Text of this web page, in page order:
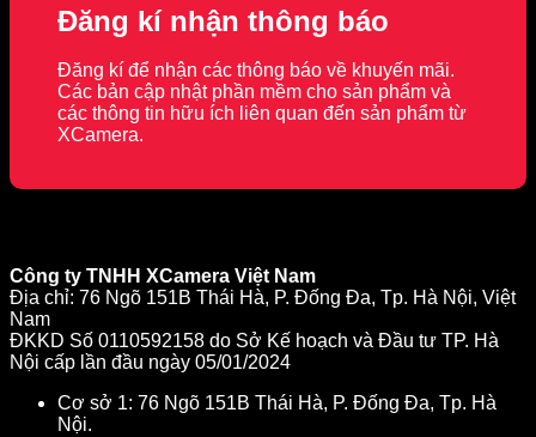
Đăng kí nhận thông báo
Đăng kí để nhận các thông báo về khuyến mãi.
Các bản cập nhật phần mềm cho sản phẩm và
các thông tin hữu ích liên quan đến sản phẩm từ
XCamera.
Công ty TNHH XCamera Việt Nam
Địa chỉ: 76 Ngõ 151B Thái Hà, P. Đống Đa, Tp. Hà Nội, Việt
Nam
ĐKKD Số 0110592158 do Sở Kế hoạch và Đầu tư TP. Hà
Nội cấp lần đầu ngày 05/01/2024
Cơ sở 1: 76 Ngõ 151B Thái Hà, P. Đống Đa, Tp. Hà
Nội.